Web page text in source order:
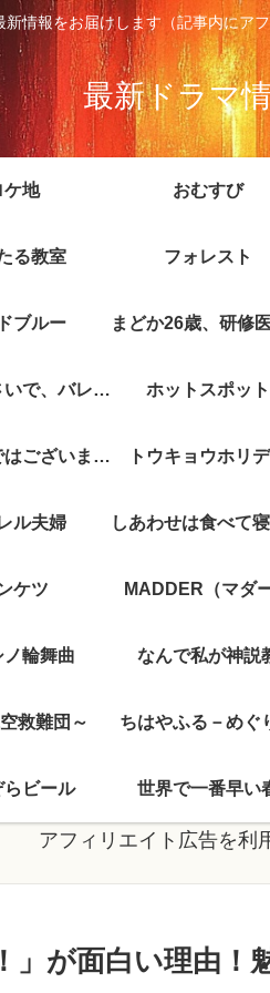
新情報をお届けします（記事内にア
最新ドラマ
ケ地 おむすび
る教室 フォレスト
ブルー
キスでふさいで、バレないで。 ホットスポット
やぶさかではございません トウキョウホリ
ル夫婦
ケツ MADDER（マダー
ノ輪舞曲 なんで私が神説
救難団～ ちはやふる－めぐ
らビール 世界で一番早い
アフィリエイト広告を利
」が面白い理由！